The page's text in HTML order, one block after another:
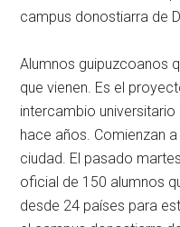
campus donostiarra de
Alumnos guipuzcoanos
que vienen. Es el
intercambio
hace años. Comienzan
ciudad. El pasado
oficial de 150 alumnos
desde 24 países para